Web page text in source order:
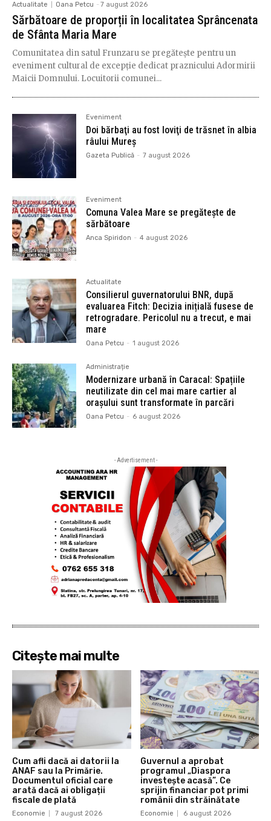
Actualitate Oana Petcu - 7 august 2026
Sărbătoare de proporții în localitatea Sprâncenata
de Sfânta Maria Mare
Comunitatea din satul Frunzaru se pregătește pentru un
eveniment cultural de excepție dedicat praznicului Adormirii
Maicii Domnului. Locuitorii comunei...
Eveniment
Doi bărbaţi au fost loviţi de trăsnet în albia
râului Mureș
Gazeta Publică - 7 august 2026
Eveniment
Comuna Valea Mare se pregătește de
sărbătoare
Anca Spiridon - 4 august 2026
Actualitate
Consilierul guvernatorului BNR, după
evaluarea Fitch: Decizia inițială fusese de
retrogradare. Pericolul nu a trecut, e mai
mare
Oana Petcu - 1 august 2026
Administrație
Modernizare urbană în Caracal: Spațiile
neutilizate din cel mai mare cartier al
orașului sunt transformate în parcări
Oana Petcu - 6 august 2026
- Advertisement -
Citește mai multe
Cum afli dacă ai datorii la
ANAF sau la Primărie.
Documentul oficial care
arată dacă ai obligații
fiscale de plată
Economie 7 august 2026
Guvernul a aprobat
programul „Diaspora
investește acasă”. Ce
sprijin financiar pot primi
românii din străinătate
Economie 6 august 2026